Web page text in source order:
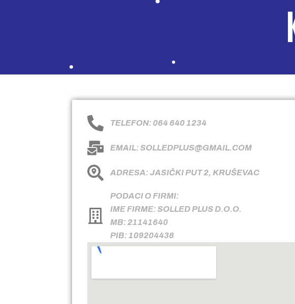
TELEFON: 064 640 1234
EMAIL: SOLLEDPLUS@GMAIL.COM
ADRESA: JASIČKI PUT 2, KRUŠEVAC
PODACI O FIRMI:
IME FIRME: SOLLED PLUS D.O.O.
MB: 21141640
PIB: 109204438